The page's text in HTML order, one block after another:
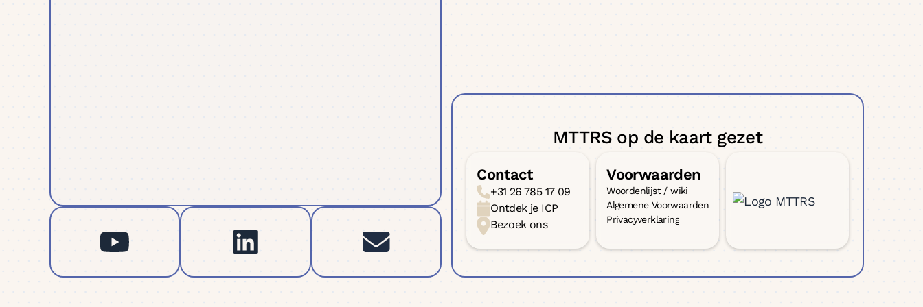
MTTRS op de kaart gezet
Contact
+31 26 785 17 09
Ontdek je ICP
Bezoek ons
Voorwaarden
Woordenlijst / wiki
Algemene Voorwaarden
Privacyverklaring